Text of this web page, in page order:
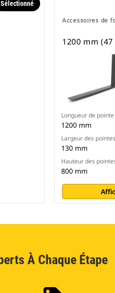
Sélectionné
Accessoires de
1200 mm
Longueur de pointe
1200 mm
Largeur des pointes
130 mm
Hauteur des
800 mm
À Chaque Étape